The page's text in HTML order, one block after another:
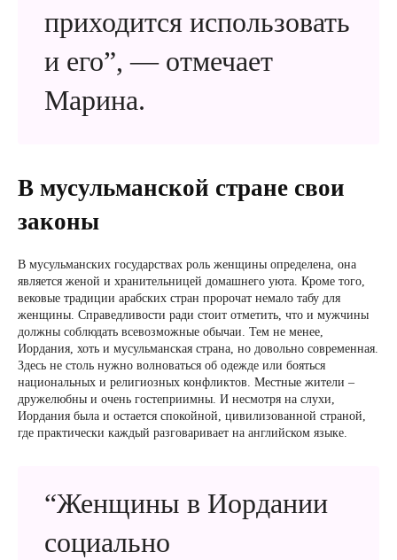
приходится использовать
и его”, — отмечает
Марина.
В мусульманской стране свои
законы
В мусульманских государствах роль женщины определена, она
является женой и хранительницей домашнего уюта. Кроме того,
вековые традиции арабских стран пророчат немало табу для
женщины. Справедливости ради стоит отметить, что и мужчины
должны соблюдать всевозможные обычаи. Тем не менее,
Иордания, хоть и мусульманская страна, но довольно современная.
Здесь не столь нужно волноваться об одежде или бояться
национальных и религиозных конфликтов. Местные жители –
дружелюбны и очень гостеприимны. И несмотря на слухи,
Иордания была и остается спокойной, цивилизованной страной,
где практически каждый разговаривает на английском языке.
“Женщины в Иордании
социально